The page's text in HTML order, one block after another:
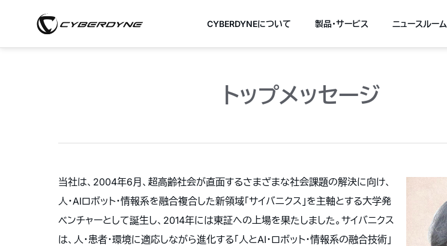
CYBERDYNEについて 製品・サービス ニュースルーム
トップメッセージ
当社は、2004年6月、超高齢社会が直面するさまざまな社会課題の解決に向け、
人・AIロボット・情報系を融合複合した新領域「サイバニクス」を主軸とする大学発
ベンチャーとして誕生し、2014年には東証への上場を果たしました。サイバニクス
は、人・患者・環境に適応しながら進化する「人とAI・ロボット・情報系の融合技術」